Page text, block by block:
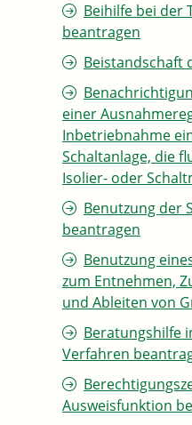
Beihilfe bei der
beantragen
Beistandschaft
einer
Inbetriebnahme
Schaltanlage, die
Isolier- oder
Benutzung der
beantragen
Benutzung
zum Entnehmen,
und Ableiten von
Beratungshilfe
Verfahren
Ausweisfunktion